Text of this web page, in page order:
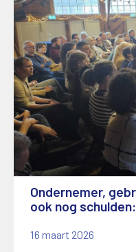
Ondernemer,
ook nog
16 maart 2026